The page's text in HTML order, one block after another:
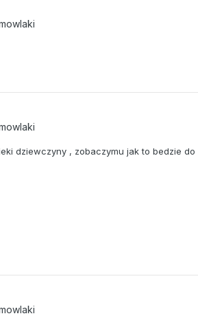
dziewczyny , zobaczymu jak to bedzie